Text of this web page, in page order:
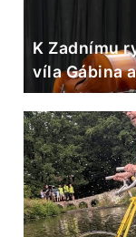
K Zadnímu
víla Gábina